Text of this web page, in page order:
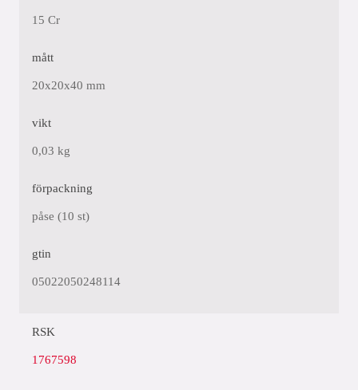
15 Cr
mått
20x20x40 mm
vikt
0,03 kg
förpackning
påse (10 st)
gtin
05022050248114
RSK
1767598